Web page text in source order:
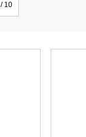
/ 10